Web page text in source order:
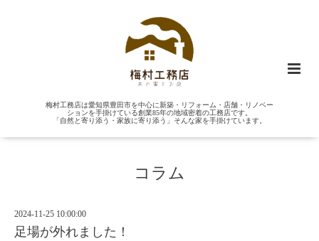
梅村工務店は愛知県豊田市を中心に新築・リフォーム・店舗・リノベー
ションを手掛けている創業85年の地域密着の工務店です。
「自然と寄り添う・家族に寄り添う」そんな家を手掛けています。
コラム
2024-11-25 10:00:00
足場が外れました！